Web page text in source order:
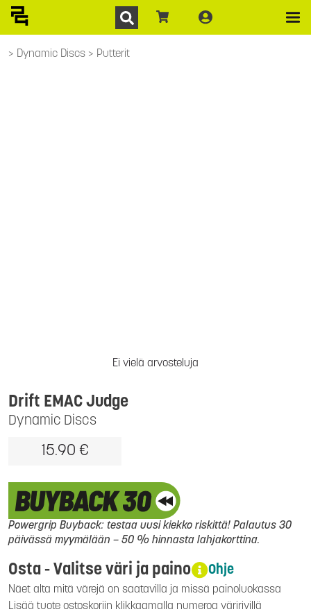
Dynamic Discs Putterit
Ei vielä arvosteluja
Dynamic Discs
Drift EMAC Judge
15.90 €
Powergrip Buyback: testaa uusi kiekko riskittä! Palautus 30
päivässä myymälään – 50 % hinnasta lahjakorttina.
Osta - Valitse väri ja paino Ohje
Näet alta mitä värejä on saatavilla ja missä painoluokassa
Lisää tuote ostoskoriin klikkaamalla numeroa väririvillä